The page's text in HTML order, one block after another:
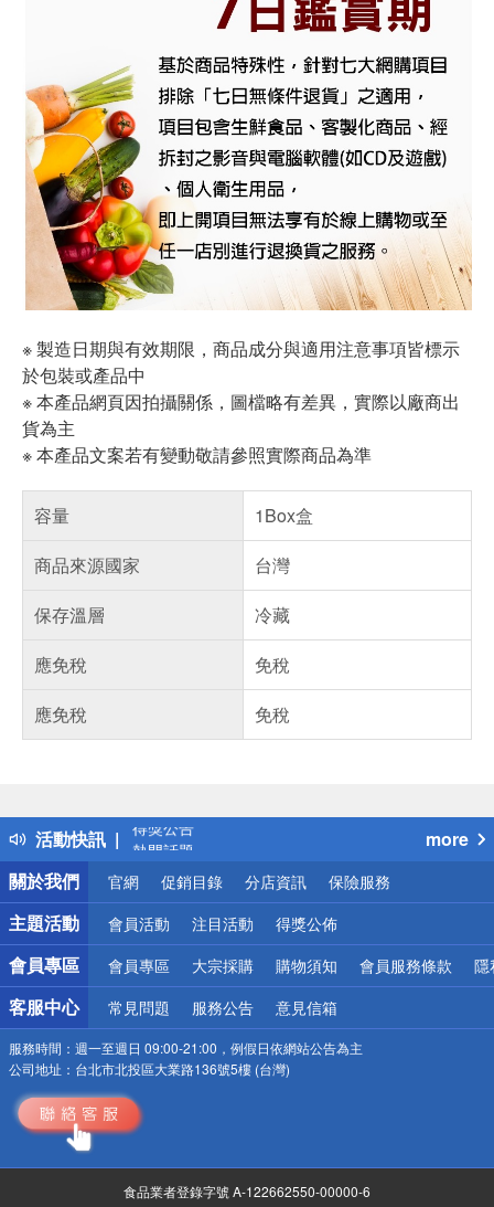
※ 製造日期與有效期限，商品成分與適用注意事項皆標示
於包裝或產品中
※ 本產品網頁因拍攝關係，圖檔略有差異，實際以廠商出
貨為主
※ 本產品文案若有變動敬請參照實際商品為準
容量
1Box盒
商品來源國家
台灣
保存溫層
冷藏
應免稅
免稅
應免稅
免稅
活動快訊
得獎公告
熱門話題
銀行優惠
偏遠地區配送
詐騙網頁！請小心！
more
關於我們
官網 促銷目錄 分店資訊 保險服務
主題活動 會員活動 注目活動 得獎公佈
會員專區 會員專區 大宗採購 購物須知 會員服務條款 隱
客服中心 常見問題 服務公告 意見信箱
服務時間： 週一至週日 09:00-21:00，例假日依網站公告為主
公司地址： 台北市北投區大業路136號5樓 (台灣)
食品業者登錄字號 A-122662550-00000-6